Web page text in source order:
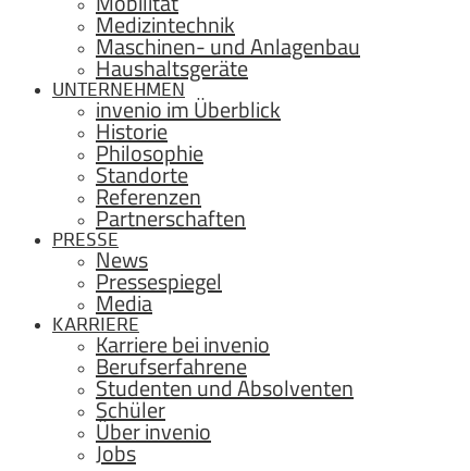
Medizintechnik
Maschinen- und Anlagenbau
Haushaltsgeräte
UNTERNEHMEN
invenio im Überblick
Historie
Philosophie
Standorte
Referenzen
Partnerschaften
PRESSE
News
Pressespiegel
Media
KARRIERE
Karriere bei invenio
Berufserfahrene
Studenten und Absolventen
Schüler
Über invenio
Jobs